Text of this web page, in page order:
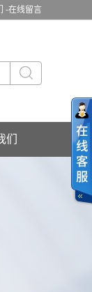
-在线留言
们